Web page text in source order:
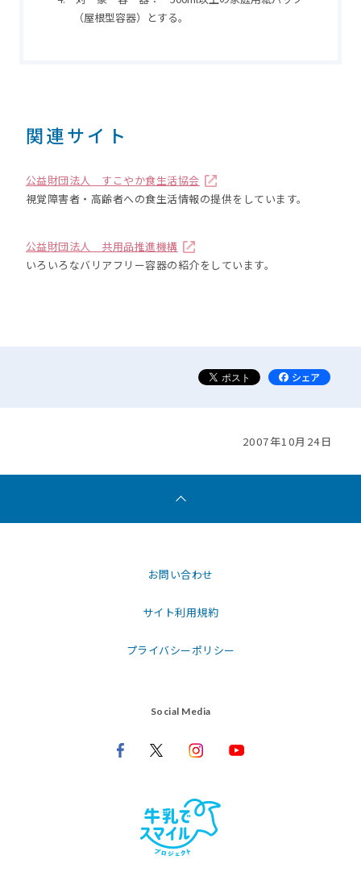
（屋根型容器）とする。
関連サイト
公益財団法人 すこやか食生活協会
視覚障害者・高齢者への食生活情報の提供をしています。
公益財団法人 共用品推進機構
いろいろなバリアフリー容器の紹介をしています。
2007年10月24日
お問い合わせ
サイト利用規約
プライバシーポリシー
Social Media